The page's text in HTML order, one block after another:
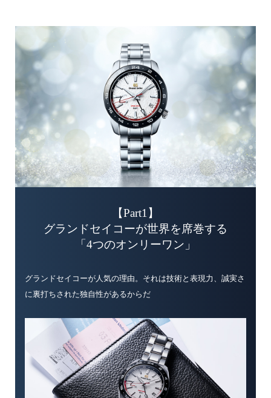
【Part1】
グランドセイコーが世界を席巻する
「4つのオンリーワン」
グランドセイコーが人気の理由。それは技術と表現力、誠実さ
に裏打ちされた独自性があるからだ